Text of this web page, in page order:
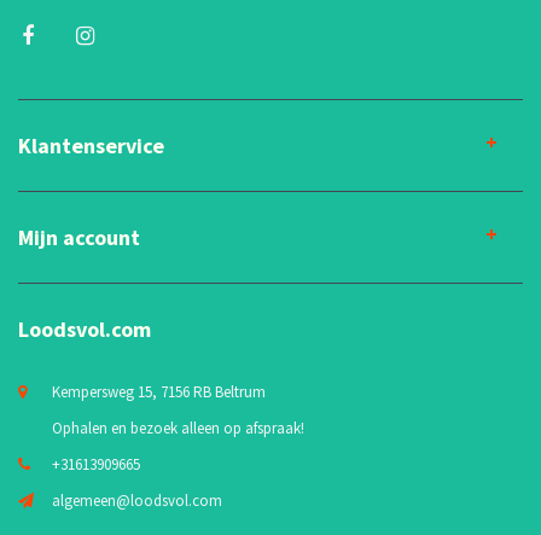
Klantenservice
Mijn account
Loodsvol.com
Kempersweg 15, 7156 RB Beltrum
Ophalen en bezoek alleen op afspraak!
+31613909665
algemeen@loodsvol.com